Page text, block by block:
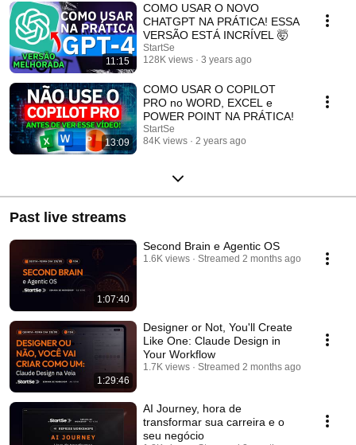
11:15
COMO USAR O NOVO
CHATGPT NA PRÁTICA! ESSA
VERSÃO ESTÁ INCRÍVEL 🤯
StartSe
128K views
3 years ago
13:09
COMO USAR O COPILOT
PRO no WORD, EXCEL e
POWER POINT NA PRÁTICA!
StartSe
84K views
2 years ago
Past live streams
1:07:40
Second Brain e Agentic OS
1.6K views Streamed 2 months ago
1:29:46
Designer or Not, You'll Create
Like One: Claude Design in
Your Workflow
1.7K views Streamed 2 months ago
AI Journey, hora de
transformar sua carreira e o
seu negócio